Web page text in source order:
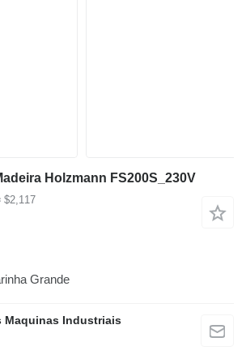
Holzmann FS200S_230V
$2,117
Grande
Maquinas Industriais